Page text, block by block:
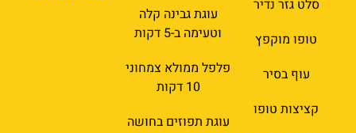
סלט גזר נדיר
טופו מוקפץ
עוף בסיר
קציצות טופו
עוגת גבינה קלה
וטעימה ב-5 דקות
פלפל ממולא צמחוני
10 דקות
עוגת תפוזים בחושה